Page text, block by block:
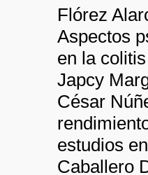
Flórez
Aspectos
en la
Japcy
César
estudios
Caballero